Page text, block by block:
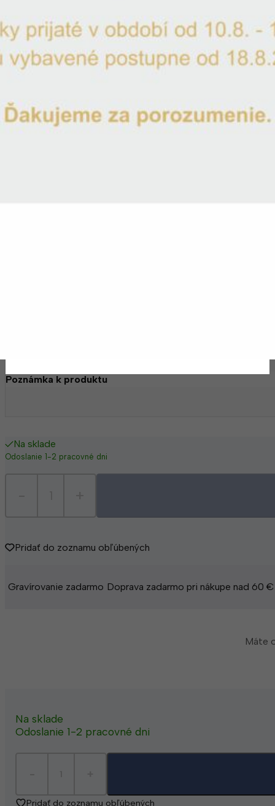
GRAVÍROVANIE
Vpíšte údaje, ktoré chcete vygravírovať a pridajte produkt
Meno nevesty
Poznámka k produktu
Na sklade
Odoslanie 1-2 pracovné dni
Pridať do zoznamu obľúbených
Gravírovanie zadarmo Doprava zadarmo pri nákupe nad 60 €
Máte
Na sklade
Odoslanie 1-2 pracovné dni
Pridať do zoznamu obľúbených